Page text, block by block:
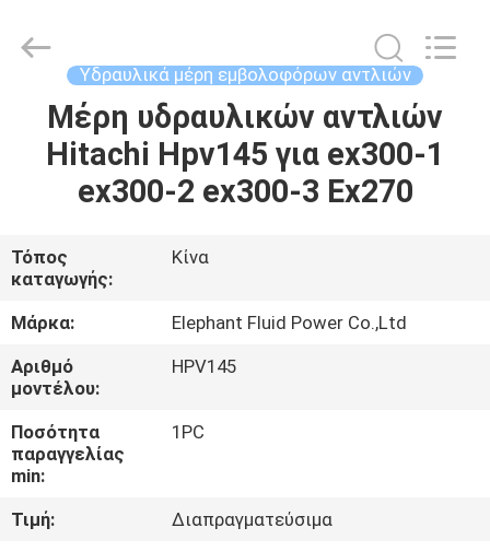
ΣΠΊΤΙ
ΠΡΟΪΌΝΤΑ
ΠΕΡΊΠΟΥ
ΕΜΕΊΣ
ΓΎΡΟΣ
ΕΡΓΟΣΤΑΣΊΩΝ
ΠΟΙΟΤΙΚΌΣ
ΈΛΕΓΧΟΣ
Power
Co.,Ltd.
Υδραυλικά μέρη εμβολοφόρων αντλιών
Μέρη υδραυλικών αντλιών
Hitachi Hpv145 για ex300-1
ex300-2 ex300-3 Ex270
Τόπος
καταγωγής:
Κίνα
Μάρκα:
Elephant Fluid Power Co.,Ltd
Αριθμό
μοντέλου:
HPV145
Ποσότητα
παραγγελίας
min:
1PC
Τιμή:
Διαπραγματεύσιμα